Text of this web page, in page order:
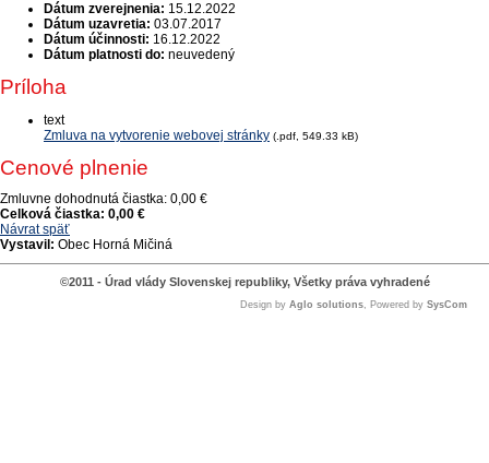
Dátum zverejnenia: 15.12.2022
Dátum uzavretia: 03.07.2017
Dátum účinnosti: 16.12.2022
Dátum platnosti do: neuvedený
Príloha
text
Zmluva na vytvorenie webovej stránky (.pdf, 549.33 kB)
Cenové plnenie
Zmluvne dohodnutá čiastka: 0,00 €
Celková čiastka: 0,00 €
Návrat späť
Vystavil: Obec Horná Mičiná
©2011 - Úrad vlády Slovenskej republiky, Všetky práva vyhradené
Design by Aglo solutions, Powered by SysCom